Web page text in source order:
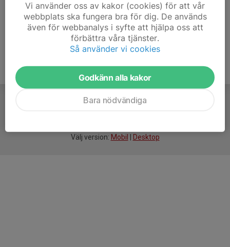
Välj version: Mobil Desktop
Vi använder oss av kakor (cookies) för att vår
webbplats ska fungera bra för dig. De används
även för webbanalys i syfte att hjälpa oss att
förbättra våra tjänster.
Så använder vi cookies
Godkänn alla kakor
Bara nödvändiga